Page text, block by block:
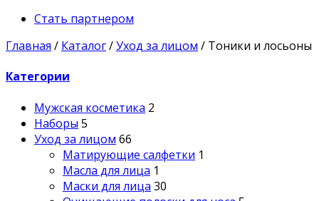
Стать партнером
Главная / Каталог/Уход за лицом / Тоники и лосьоны
Категории
Мужская косметика 2
Наборы 5
Уход за лицом 66
Матирующие салфетки 1
Масла для лица 1
Маски для лица 30